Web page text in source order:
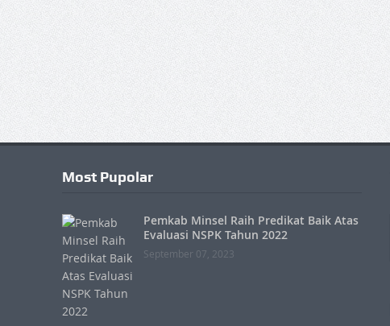
Most Pupolar
Pemkab Minsel Raih Predikat Baik Atas
Evaluasi NSPK Tahun 2022
September 07, 2023